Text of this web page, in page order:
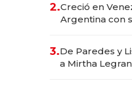
2.Creció en
Argentina con
las marcas
3.De Paredes y
a Mirtha